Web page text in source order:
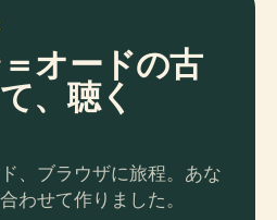
オードの古
、聴く
、ブラウザに旅程。あな
わせて作りました。